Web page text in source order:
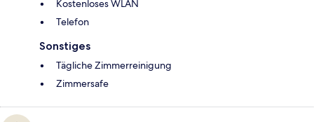
Kostenloses WLAN
Telefon
Sonstiges
Tägliche Zimmerreinigung
Zimmersafe